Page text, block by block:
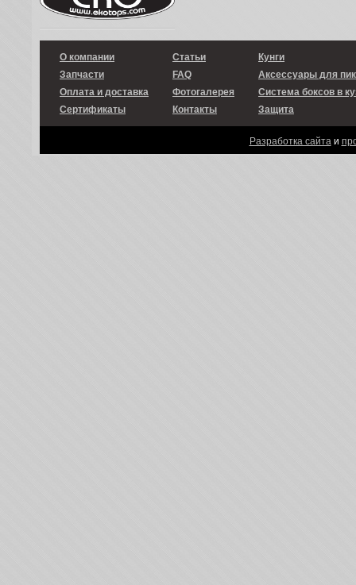
О компании
Запчасти
Оплата и доставка
Сертификаты
Статьи
FAQ
Фотогалерея
Контакты
Кунги
Аксессуары для
Система боксов в
Защита
Разработка сайтаи